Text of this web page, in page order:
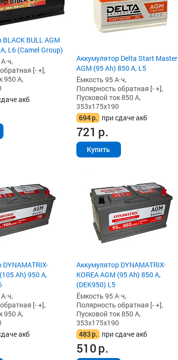
BULL AGM
L6 (Camel Group)
[- +],
950 А,
акб
Аккумулятор Delta Start Master
AGM (95 Ah) 850 А, L5
Ёмкость 95 А·ч,
Полярность обратная [- +],
Пусковой ток 850 А,
353x175x190
694р. при сдаче акб
721 р.
Купить
Ah) 950 А,
[- +],
950 А,
акб
Аккумулятор DYNAMATRIX-
KOREA AGM (95 Ah) 850 А,
(DEK950) L5
Ёмкость 95 А·ч,
Полярность обратная [- +],
Пусковой ток 850 А,
353x175x190
483р. при сдаче акб
510р.